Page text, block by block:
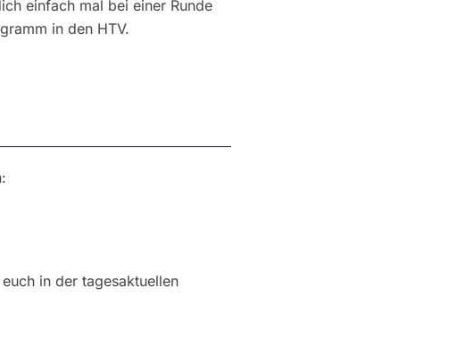
einfach mal bei einer Runde
in den HTV.
in der tagesaktuellen